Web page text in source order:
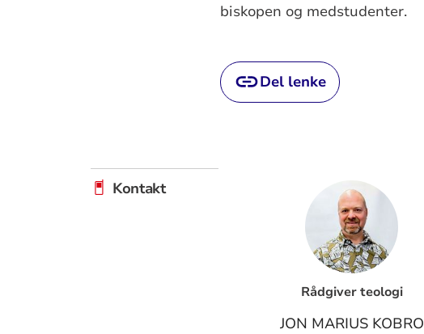
biskopen og medstudenter.
Del lenke
Kontakt
Rådgiver teologi
JON MARIUS KOBRO